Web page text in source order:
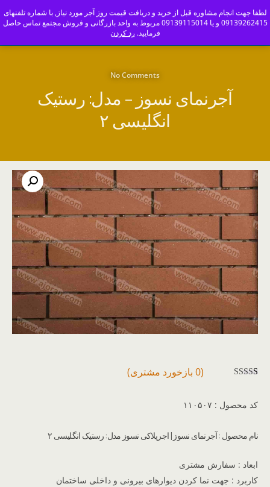
ajoranco_zapas
کارخانه آجر سفال و آجرنما اصفهان-09139115014
No Comments
آجرنمای نسوز – مدل: رستیک
انگلیسی ۲
از 5 در
مشتری
(
0 بازخورد مشتری)
کد محصول : ۱۱۰۵۰۷
نام محصول : آجرنمای نسوز | اجرپلاکی نسوز مدل: رستیک انگلیسی ۲
ابعاد : سفارش مشتری
کاربرد : جهت نما کردن دیوارهای بیرونی و داخلی ساختمان
لطفا جهت انجام مشاوره قبل از خرید و دریافت قیمت روز آجر مورد نیاز, با شماره تلفنهای
09139262415 و یا 09139115014 مربوط به واحد بازرگانی و فروش مجتمع تماس حاصل
فرمایید. رد کردن